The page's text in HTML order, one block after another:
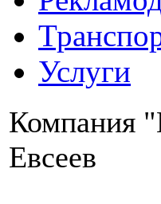
Услуги
Компания
Евсеев